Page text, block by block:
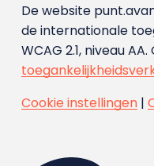
De website
de internationale
WCAG 2.1, niveau
Cookie instellingen|